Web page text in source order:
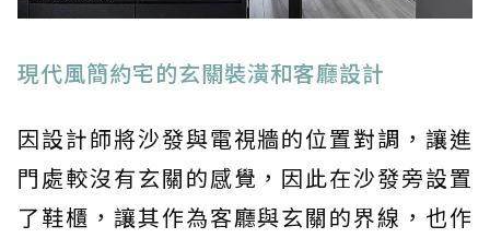
現代風簡約宅的玄關裝潢和客廳設計
因設計師將沙發與電視牆的位置對調，讓進
門處較沒有玄關的感覺，因此在沙發旁設置
了鞋櫃，讓其作為客廳與玄關的界線，也作